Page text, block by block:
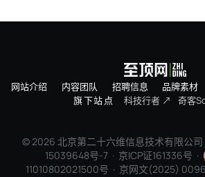
网站介绍 内容团队 招聘信息 品牌素材
旗下站点
科技行者 ↗ 奇客
© 2026 北京第二十六维信息技术有限公司
15039648号-7 · 京ICP证161336号 ·
11010802021500号 · 京网文(2025)